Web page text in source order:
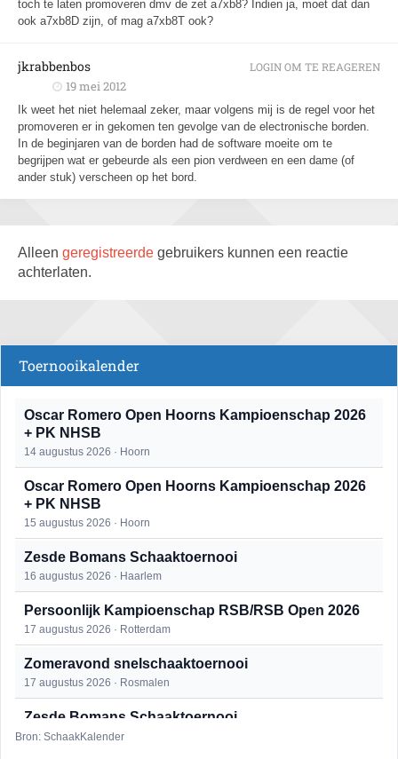
toch te laten promoveren dmv de zet a7xb8? Indien ja, moet dat dan
ook a7xb8D zijn, of mag a7xb8T ook?
jkrabbenbos
19 mei 2012
Ik weet het niet helemaal zeker, maar volgens mij is de regel voor het
promoveren er in gekomen ten gevolge van de electronische borden.
In de beginjaren van de borden had de software moeite om te
begrijpen wat er gebeurde als een pion verdween en een dame (of
ander stuk) verscheen op het bord.
LOGIN OM TE REAGEREN
Alleen geregistreerde gebruikers kunnen een reactie
achterlaten.
Toernooikalender
Oscar Romero Open Hoorns Kampioenschap 2026
+ PK NHSB
14 augustus 2026 · Hoorn
Oscar Romero Open Hoorns Kampioenschap 2026
+ PK NHSB
15 augustus 2026 · Hoorn
Zesde Bomans Schaaktoernooi
16 augustus 2026 · Haarlem
Persoonlijk Kampioenschap RSB/RSB Open 2026
17 augustus 2026 · Rotterdam
Zomeravond snelschaaktoernooi
17 augustus 2026 · Rosmalen
Zesde Bomans Schaaktoernooi
17 augustus 2026 · Haarlem
Bron: SchaakKalender